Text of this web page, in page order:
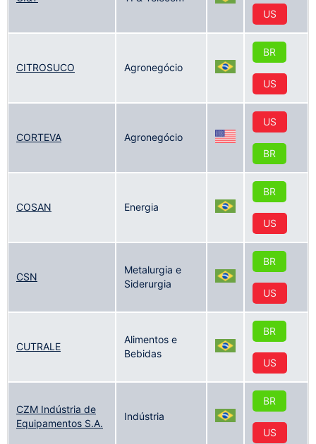
US
CITROSUCO Agronegócio
BR
US
CORTEVA Agronegócio
US
BR
COSAN Energia
BR
US
CSN
Metalurgia e
Siderurgia
BR
US
CUTRALE
Alimentos e
Bebidas
BR
US
CZM Indústria de
Equipamentos S.A.
Indústria
BR
US